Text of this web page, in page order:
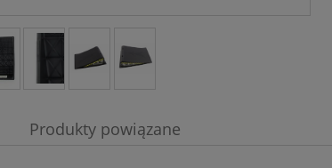
Produkty powiązane